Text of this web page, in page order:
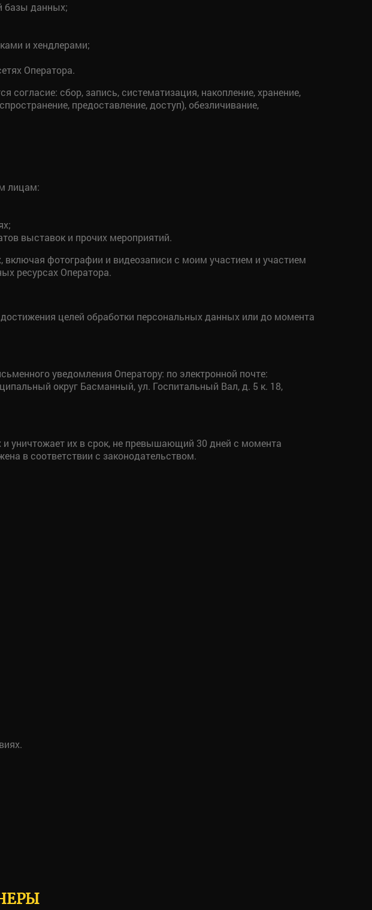
базы данных;
и хендлерами;
Оператора.
сбор, запись, систематизация, накопление, хранение,
предоставление, доступ), обезличивание,
лицам:
выставок и прочих мероприятий.
фотографии и видеозаписи с моим участием и участием
ресурсах Оператора.
целей обработки персональных данных или до момента
уведомления Оператору: по электронной почте:
округ Басманный, ул. Госпитальный Вал, д. 5 к. 18,
уничтожает их в срок, не превышающий 30 дней с момента
в соответствии с законодательством.